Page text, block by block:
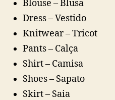
Blouse – Blusa
Dress – Vestido
Knitwear – Tricot
Pants – Calça
Shirt – Camisa
Shoes – Sapato
Skirt – Saia